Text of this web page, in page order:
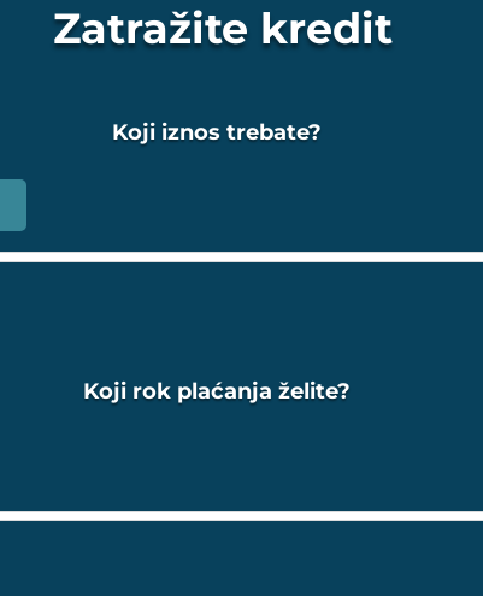
Zatražite kredit
Koji iznos trebate?
Koji rok plaćanja želite?